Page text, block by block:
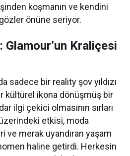
koşmanın ve kendini
önüne seriyor.
Glamour’un Kraliçesi
sadece bir reality şov yıldızı
kültürel ikona dönüşmüş bir
ilgi çekici olmasının sırları
etkisi, moda
ve merak uyandıran yaşam
haline getirdi. Herkesin